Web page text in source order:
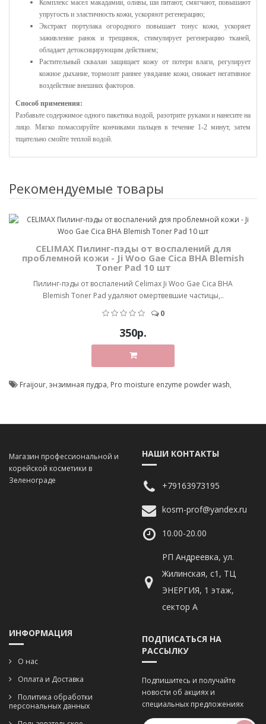
Комплекс масел макадамии, оливы, ши питают, смягчают, повышают
упругость и эластичность кожи, ускоряют регенерацию;
Экстракт портулака огородного повышает тонус кожи, ускоряет
заживление ранок и трещинок, стимулирует регенерацию тканей,
обладает детоксицирующим действием;
Растительный сквалан защищает кожу от потери влаги, регулирует
кожное дыхание, тормозит раннее увядание кожи, снижает негативное
воздействие внешних факторов.
Способ применения:
Разбавьте содержимое одного пакетика водой, разотрите руками и нанесите на
лицо. Мягко помассируйте кончиками пальцев в течение 1-2 минут, затем
тщательно смойте теплой водой.
Рекомендуемые товары
CELIMAX Пилинг-пэды от воспалений для
проблемной кожи - Ji Woo Gae Cica BHA Blemish
Toner Pad 10 шт
Пилинг-пэды от воспалений Celimax Ji Woo Gae Cica BHA
Blemish Toner Pad удаляют омертвевшие частицы,..
0
350р.
Fraijour, энзимная пудра, Pro moisture enzyme powder wash,
Магазин профессиональной и
корейской косметики в
Зеленограде
НАШИ КОНТАКТЫ
+79163973195
kosm-prof@yandex.ru
10.00-20.00
РП Андреевка, ул.
Жилинская, с1, ТЦ
ЭНЕРГИЯ, 1 этаж,
сектор А
ИНФОРМАЦИЯ
О нас
Оплата и Доставка
Политика обработки
персональных данных
ПОДПИСАТЬСЯ НА
РАССЫЛКУ
Подпишитесь и получайте
новости об акциях и
специальных предложениях